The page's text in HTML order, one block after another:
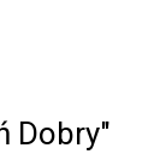
Dobry"